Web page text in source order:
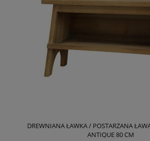
DREWNIANA ŁAWKA / POSTARZANA
ANTIQUE 80 CM